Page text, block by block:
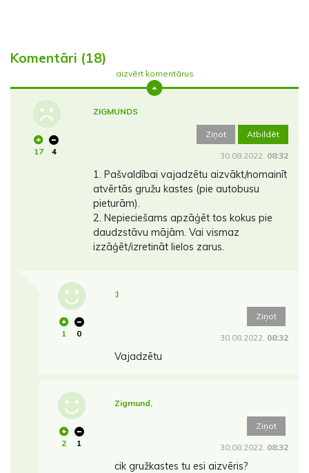
Komentāri (18)
aizvērt komentārus
17 4
ZIGMUNDS
Ziņot Atbildēt
30.08.2022. 08:32
1. Pašvaldībai vajadzētu aizvākt/nomainīt
atvērtās gružu kastes (pie autobusu
pieturām).
2. Nepieciešams apzāģēt tos kokus pie
daudzstāvu mājām. Vai vismaz
izzāģēt/izretināt lielos zarus.
1 0
:)
Ziņot
30.08.2022. 08:32
Vajadzētu
2 1
Zigmund,
Ziņot
30.08.2022. 08:32
cik gružkastes tu esi aizvēris?